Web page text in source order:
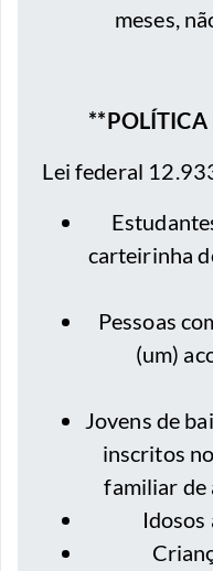
meses,
**POLÍTICA
Lei federal
carteirinha
⁠Pessoas
(um)
⁠Jovens de
inscritos
familiar de
⁠Idosos